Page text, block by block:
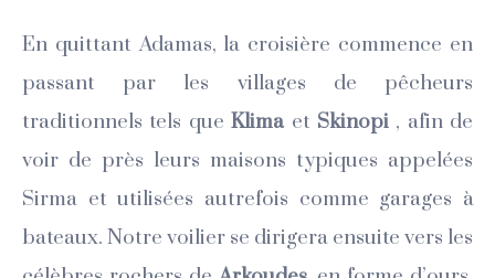
En quittant Adamas, la croisière commence en
passant par les villages de pêcheurs
traditionnels tels queKlimaet Skinopi, afin de
voir de près leurs maisons typiques appelées
Sirma et utilisées autrefois comme garages à
bateaux. Notre voilier se dirigera ensuite vers les